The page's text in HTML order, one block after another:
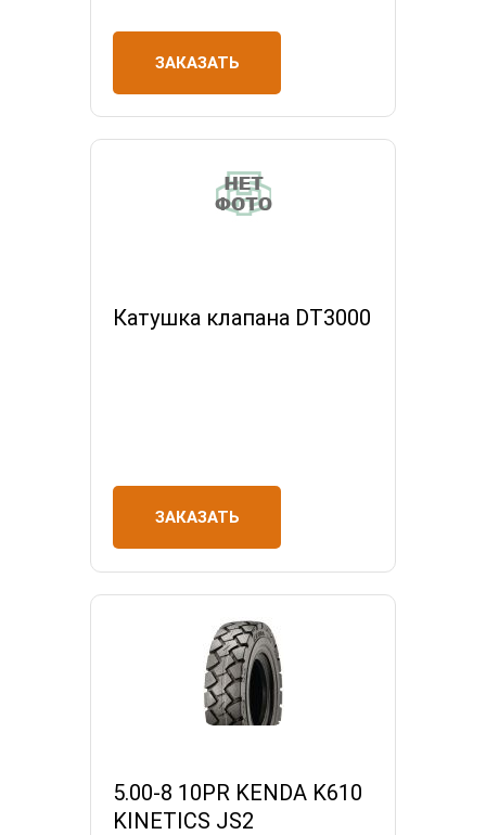
ЗАКАЗАТЬ
Катушка клапана DT3000
ЗАКАЗАТЬ
5.00-8 10PR KENDA K610
KINETICS JS2